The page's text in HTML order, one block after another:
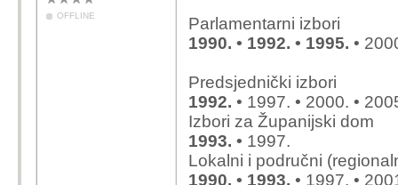
OFFLINE
Parlamentarni izbori
1990. • 1992. • 1995. •
Predsjednički izbori
1992. • 1997. • 2000. •
Izbori za Županijski dom
1993. • 1997.
Lokalni i područni
1990. • 1993. • 1997. •